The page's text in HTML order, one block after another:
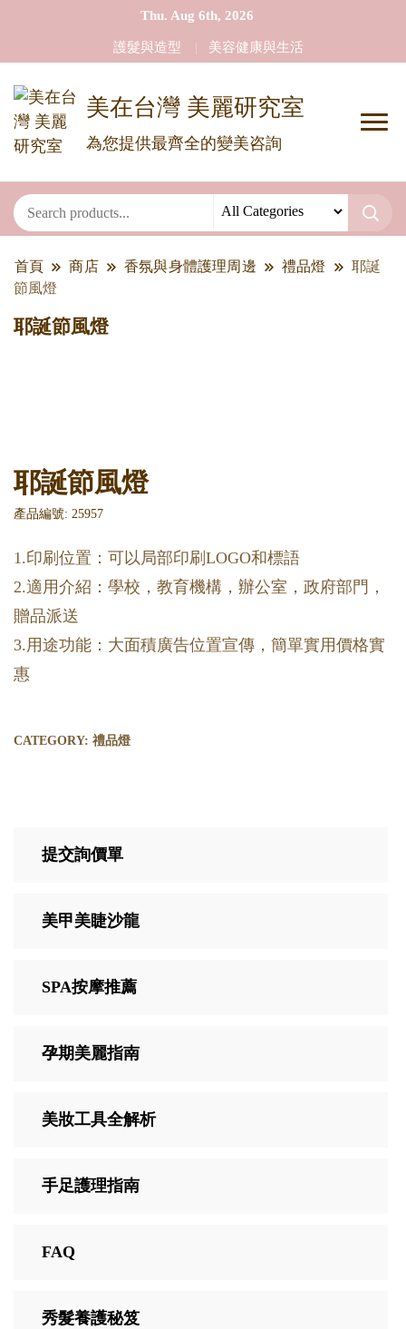
Thu. Aug 6th, 2026
護髮與造型 美容健康與生活
美在台灣 美麗研究室
為您提供最齊全的變美咨詢
首頁 商店 香氛與身體護理周邊 禮品燈
耶誕
節風燈
耶誕節風燈
耶誕節風燈
產品編號: 25957
1.印刷位置：可以局部印刷LOGO和標語
2.適用介紹：學校，教育機構，辦公室，政府部門，
贈品派送
3.用途功能：大面積廣告位置宣傳，簡單實用價格實
惠
CATEGORY: 禮品燈
提交詢價單
美甲美睫沙龍
SPA按摩推薦
孕期美麗指南
美妝工具全解析
手足護理指南
FAQ
秀髮養護秘笈